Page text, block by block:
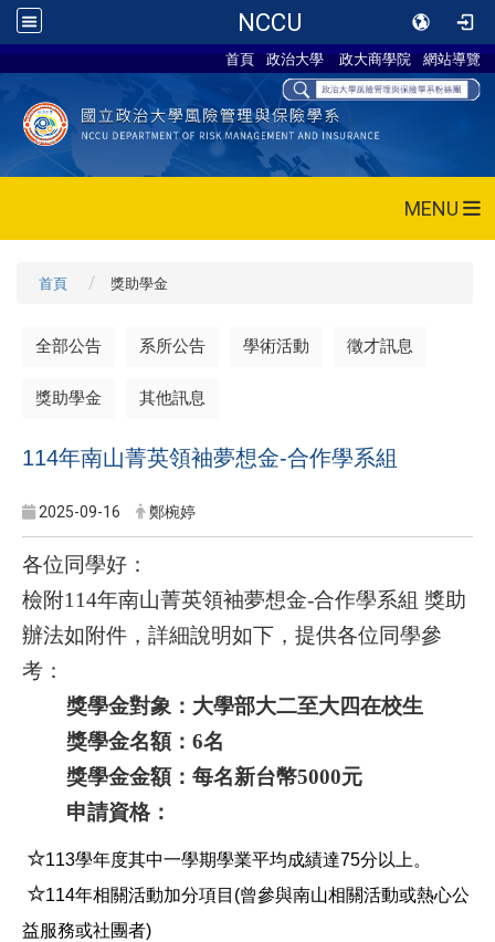
NCCU
首頁 政治大學 政大商學院 網站導覽
MENU
首頁 獎助學金
全部公告 系所公告 學術活動 徵才訊息
獎助學金 其他訊息
114年南山菁英領袖夢想金-合作學系組
2025-09-16 鄭椀婷
各位同學好：
檢附114年南山菁英領袖夢想金-合作學系組 獎助
辦法如附件，詳細說明如下，提供各位同學參
考：
獎學金對象：大學部大二至大四在校生
獎學金名額：6名
獎學金金額：每名新台幣5000元
申請資格：
☆113學年度其中一學期學業平均成績達75分以上。
☆114年相關活動加分項目 (曾參與南山相關活動或熱心公
益服務或社團者)